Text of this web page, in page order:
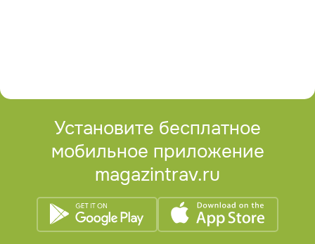
Установите бесплатное
мобильное приложение
magazintrav.ru